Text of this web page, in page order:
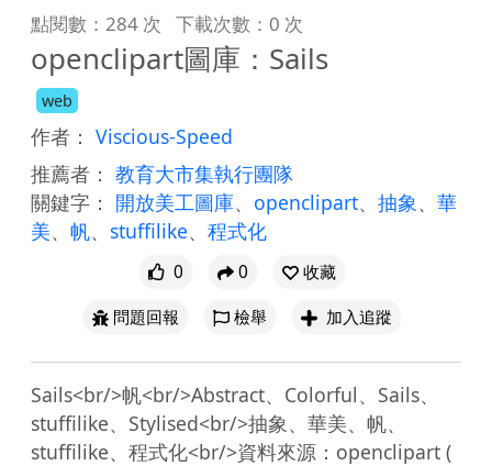
點閱數：284 次 下載次數：0 次
openclipart圖庫：Sails
web
作者： Viscious-Speed
推薦者： 教育大市集執行團隊
關鍵字： 開放美工圖庫、 openclipart、 抽象、 華
美、 帆、 stuffilike、 程式化
0 0
收藏
問題回報
檢舉 加入追蹤
Sails<br/>帆<br/>Abstract、Colorful、Sails、
stuffilike、Stylised<br/>抽象、華美、帆、
stuffilike、程式化<br/>資料來源：openclipart (